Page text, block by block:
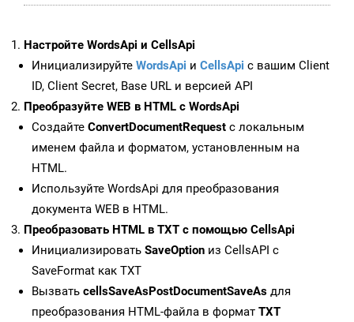
Настройте WordsApi и CellsApi
Инициализируйте WordsApi и CellsApi с вашим Client
ID, Client Secret, Base URL и версией API
Преобразуйте WEB в HTML с WordsApi
Создайте ConvertDocumentRequest с локальным
именем файла и форматом, установленным на
HTML.
Используйте WordsApi для преобразования
документа WEB в HTML.
Преобразовать HTML в TXT с помощью CellsApi
Инициализировать SaveOption из CellsAPI с
SaveFormat как TXT
Вызвать cellsSaveAsPostDocumentSaveAs для
преобразования HTML-файла в формат TXT